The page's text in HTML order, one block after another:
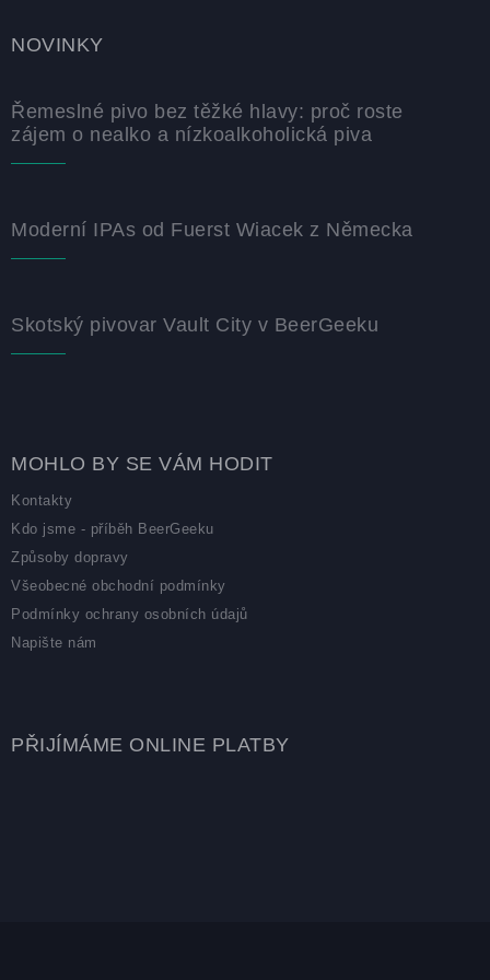
NOVINKY
Řemeslné pivo bez těžké hlavy: proč roste
zájem o nealko a nízkoalkoholická piva
Moderní IPAs od Fuerst Wiacek z Německa
Skotský pivovar Vault City v BeerGeeku
MOHLO BY SE VÁM HODIT
Kontakty
Kdo jsme - příběh BeerGeeku
Způsoby dopravy
Všeobecné obchodní podmínky
Podmínky ochrany osobních údajů
Napište nám
PŘIJÍMÁME ONLINE PLATBY